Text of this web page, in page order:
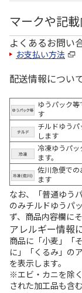
マークや記
よくあるお問い
お支払い方法
配送情報につい
ゆうパック
す
チルドゆう
します
冷凍ゆうパッ
ます。
佐川急便での
ます
なお、「普通ゆう
のみチルドゆうパ
ず、商品内容欄に
アレルギー情報
商品に「小麦」「
に」「くるみ」の
を表示します。
※エビ・カニを除
された加工品も含